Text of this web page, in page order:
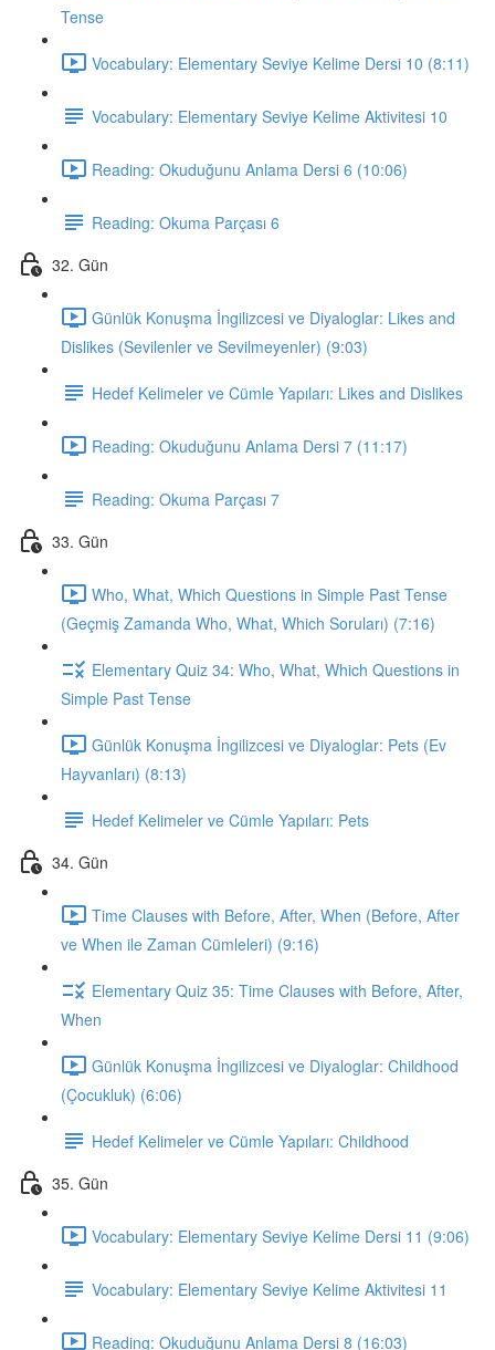
Tense
Vocabulary: Elementary Seviye Kelime Dersi 10 (8:11)
Vocabulary: Elementary Seviye Kelime Aktivitesi 10
Reading: Okuduğunu Anlama Dersi 6 (10:06)
Reading: Okuma Parçası 6
32. Gün
Günlük Konuşma İngilizcesi ve Diyaloglar: Likes and
Dislikes (Sevilenler ve Sevilmeyenler) (9:03)
Hedef Kelimeler ve Cümle Yapıları: Likes and Dislikes
Reading: Okuduğunu Anlama Dersi 7 (11:17)
Reading: Okuma Parçası 7
33. Gün
Who, What, Which Questions in Simple Past Tense
(Geçmiş Zamanda Who, What, Which Soruları) (7:16)
Elementary Quiz 34: Who, What, Which Questions in
Simple Past Tense
Günlük Konuşma İngilizcesi ve Diyaloglar: Pets (Ev
Hayvanları) (8:13)
Hedef Kelimeler ve Cümle Yapıları: Pets
34. Gün
Time Clauses with Before, After, When (Before, After
ve When ile Zaman Cümleleri) (9:16)
Elementary Quiz 35: Time Clauses with Before, After,
When
Günlük Konuşma İngilizcesi ve Diyaloglar: Childhood
(Çocukluk) (6:06)
Hedef Kelimeler ve Cümle Yapıları: Childhood
35. Gün
Vocabulary: Elementary Seviye Kelime Dersi 11 (9:06)
Vocabulary: Elementary Seviye Kelime Aktivitesi 11
Reading: Okuduğunu Anlama Dersi 8 (16:03)